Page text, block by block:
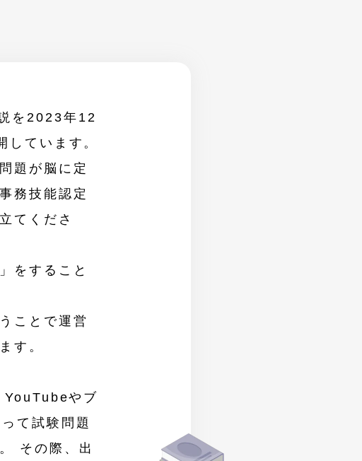
を2023年12
ています。
題が脳に定
務技能認定
てくださ
をすること
ことで運営
す。
やブ
て試験問題
その際、出